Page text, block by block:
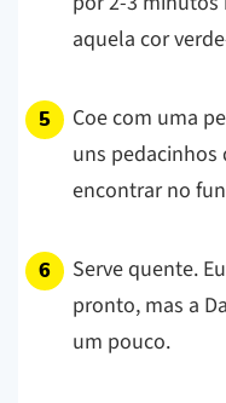
aquela cor
Coe com uma
uns pedacinhos
encontrar no
Serve quente.
pronto, mas a
um pouco.